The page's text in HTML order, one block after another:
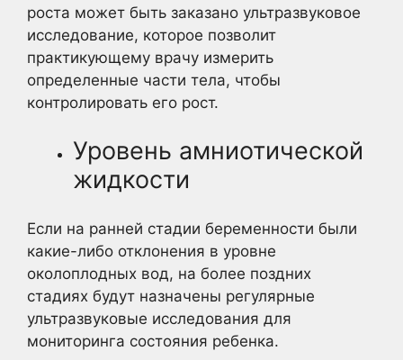
роста может быть заказано ультразвуковое
исследование, которое позволит
практикующему врачу измерить
определенные части тела, чтобы
контролировать его рост.
Уровень амниотической
жидкости
Если на ранней стадии беременности были
какие-либо отклонения в уровне
околоплодных вод, на более поздних
стадиях будут назначены регулярные
ультразвуковые исследования для
мониторинга состояния ребенка.